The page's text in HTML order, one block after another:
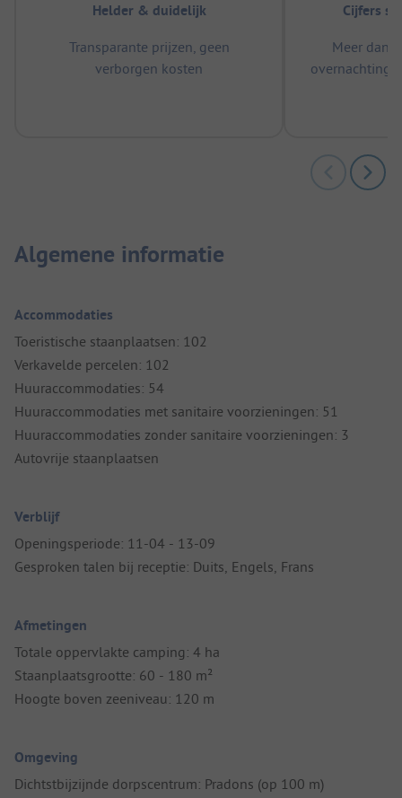
Helder & duidelijk
Transparante prijzen, geen
verborgen kosten
Cijfers
Meer dan
Algemene informatie
Accommodaties
Toeristische staanplaatsen: 102
Verkavelde percelen: 102
Huuraccommodaties: 54
Huuraccommodaties met sanitaire voorzieningen: 51
Huuraccommodaties zonder sanitaire voorzieningen: 3
Autovrije staanplaatsen
Verblijf
Openingsperiode: 11-04 - 13-09
Gesproken talen bij receptie: Duits, Engels, Frans
Afmetingen
Totale oppervlakte camping: 4 ha
Staanplaatsgrootte: 60 - 180 m²
Hoogte boven zeeniveau: 120 m
Omgeving
Dichtstbijzijnde dorpscentrum: Pradons (op 100 m)